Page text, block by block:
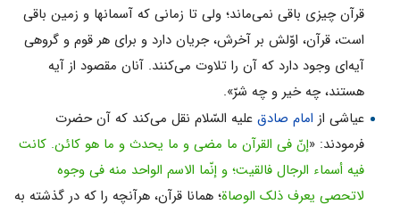
قرآن چیزى باقى نمى‌ماند؛ ولى تا زمانى که آسمانها و زمین باقى
است، قرآن، اوّلش بر آخرش، جریان دارد و براى هر قوم و گروهى
آیه‌اى وجود دارد که آن را تلاوت مى‌کنند. آنان مقصود از آیه
هستند، چه خیر و چه شرّ».
عیاشى از امام صادقعلیه السّلام نقل مى‌کند که آن حضرت
فرمودند: «إنّ فی القرآن ما مضى و ما یحدث و ما هو کائن. کانت
فیه أسماء الرجال فالقیت؛ و إنّما الاسم الواحد منه فی وجوه
لاتحصى یعرف ذلک الوصاة؛ همانا قرآن، هرآنچه را که در گذشته به